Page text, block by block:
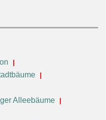
Alleebäume